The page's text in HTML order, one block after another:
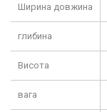
Ширина довжина
глибина
Висота
вага